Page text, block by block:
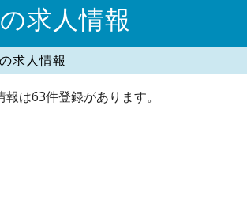
求人情報
求人情報
は63件登録があります。